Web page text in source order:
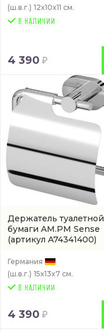
(ш.в.г.) 12x10x11 см.
4 390
Держатель туалетной
бумаги AM.PM Sense
(артикул A74341400)
Германия
(ш.в.г.) 15x13x7 см.
4 390